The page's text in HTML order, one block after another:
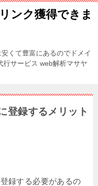
ンク獲得できま
くて豊富にあるのでドメイ
行サービス web解析マサヤ
登録するメリット
録する必要があるの